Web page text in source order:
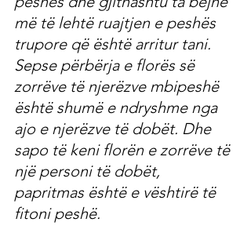
më të lehtë ruajtjen e peshës
trupore që është arritur tani.
Sepse përbërja e florës së
zorrëve të njerëzve mbipeshë
është shumë e ndryshme nga
ajo e njerëzve të dobët. Dhe
sapo të keni florën e zorrëve të
një personi të dobët,
papritmas është e vështirë të
fitoni peshë.